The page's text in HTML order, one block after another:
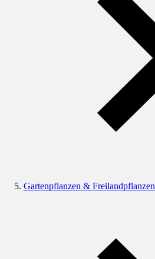
Gartenpflanzen & Freilandpflanzen